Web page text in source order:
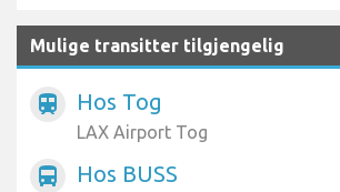
Mulige transitter tilgjengelig
train Hos Tog
LAX Airport Tog
directions_bus Hos BUSS